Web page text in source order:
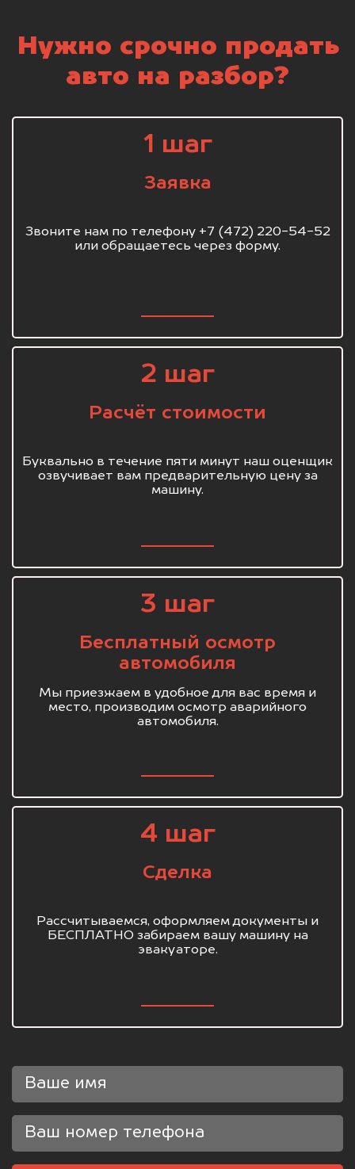
Нужно срочно продать
авто на разбор?
1 шаг
Заявка
Звоните нам по телефону +7 (472) 220-54-52
или обращаетесь через форму.
2 шаг
Расчёт стоимости
Буквально в течение пяти минут наш оценщик
озвучивает вам предварительную цену за
машину.
3 шаг
Бесплатный осмотр
автомобиля
Мы приезжаем в удобное для вас время и
место, производим осмотр аварийного
автомобиля.
4 шаг
Сделка
Рассчитываемся, оформляем документы и
БЕСПЛАТНО забираем вашу машину на
эвакуаторе.